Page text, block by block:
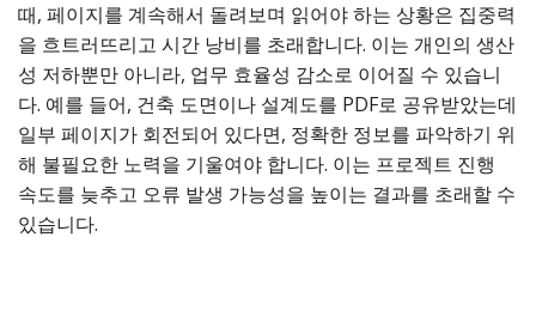
때, 페이지를 계속해서 돌려보며 읽어야 하는 상황은 집중력
을 흐트러뜨리고 시간 낭비를 초래합니다. 이는 개인의 생산
성 저하뿐만 아니라, 업무 효율성 감소로 이어질 수 있습니
다. 예를 들어, 건축 도면이나 설계도를 PDF로 공유받았는데
일부 페이지가 회전되어 있다면, 정확한 정보를 파악하기 위
해 불필요한 노력을 기울여야 합니다. 이는 프로젝트 진행
속도를 늦추고 오류 발생 가능성을 높이는 결과를 초래할 수
있습니다.